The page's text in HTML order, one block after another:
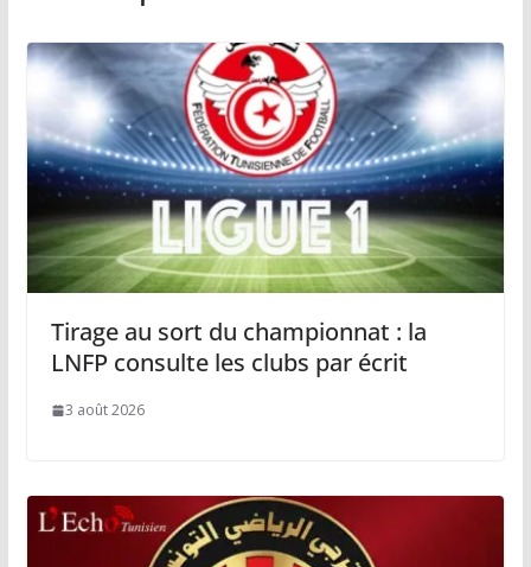
Tirage au sort du championnat : la
LNFP consulte les clubs par écrit
3 août 2026